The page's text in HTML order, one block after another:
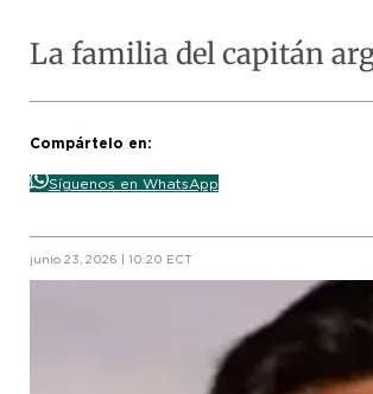
La familia del capitán
Compártelo en:
Síguenos en WhatsApp
junio 23, 2026 | 10:20 ECT